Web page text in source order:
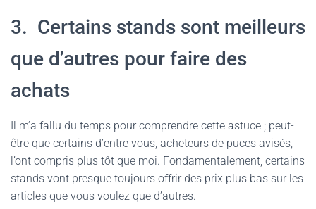
3. Certains stands sont meilleurs
que d’autres pour faire des
achats
Il m’a fallu du temps pour comprendre cette astuce ; peut-
être que certains d’entre vous, acheteurs de puces avisés,
l’ont compris plus tôt que moi. Fondamentalement, certains
stands vont presque toujours offrir des prix plus bas sur les
articles que vous voulez que d’autres.